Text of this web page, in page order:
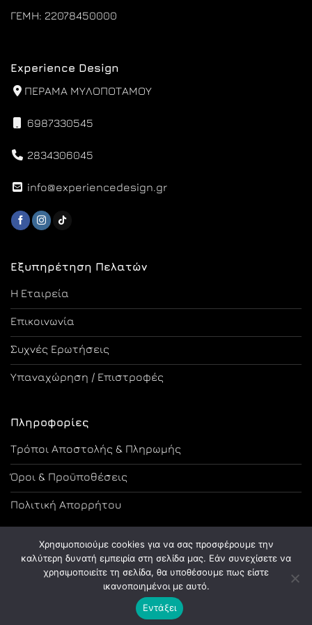
ΓΕΜΗ: 22078450000
Εξυπηρέτηση Πελατών
Η Εταιρεία
Επικοινωνία
Συχνές Ερωτήσεις
Υπαναχώρηση / Επιστροφές
Πληροφορίες
Τρόποι Αποστολής & Πληρωμής
Όροι & Προϋποθέσεις
Πολιτική Απορρήτου
Experience Design
ΠΕΡΑΜΑ ΜΥΛΟΠΟΤΑΜΟΥ
6987330545
2834306045
info@experiencedesign.gr
Copyright 2026 © Designed and Developed by Tsama Graphics
Χρησιμοποιούμε cookies για να σας προσφέρουμε την
καλύτερη δυνατή εμπειρία στη σελίδα μας. Εάν συνεχίσετε να
χρησιμοποιείτε τη σελίδα, θα υποθέσουμε πως είστε
ικανοποιημένοι με αυτό.
Εντάξει